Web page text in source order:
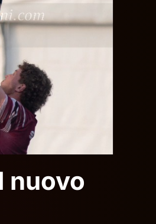
nuovo